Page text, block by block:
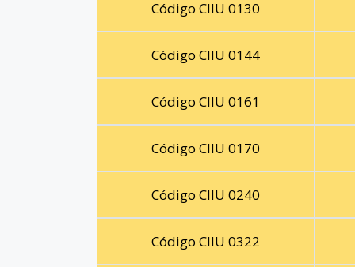
Código CIIU 0130
Código CIIU 0144
Código CIIU 0161
Código CIIU 0170
Código CIIU 0240
Código CIIU 0322